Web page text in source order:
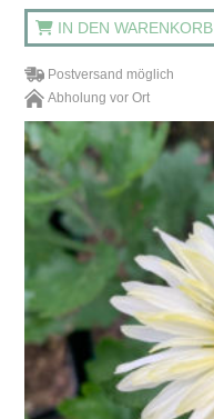
IN DEN WARENKORB
Postversand möglich
Abholung vor Ort